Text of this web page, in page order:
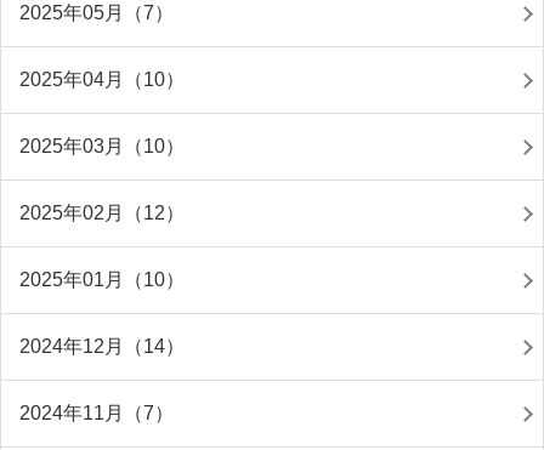
2025年05月（7）
2025年04月（10）
2025年03月（10）
2025年02月（12）
2025年01月（10）
2024年12月（14）
2024年11月（7）